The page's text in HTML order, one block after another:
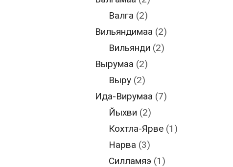
Валга (2)
Вильяндимаа (2)
Вильянди (2)
Вырумаа (2)
Выру (2)
Ида-Вирумаа (7)
Йыхви (2)
Кохтла-Ярве (1)
Нарва (3)
Силламяэ (1)